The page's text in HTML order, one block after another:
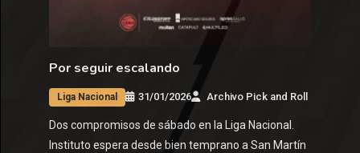
Por seguir escalando
Liga Nacional 31/01/2026 Archivo Pick and Roll
Dos compromisos de sábado en la Liga Nacional.
Instituto espera desde bien temprano a San Martín